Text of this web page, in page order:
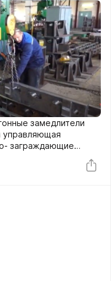
замедлители
управляющая
заграждающие